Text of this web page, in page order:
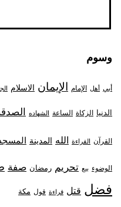
وسوم
أبي أهل الإمام الإيمان الاسلام
الدنيا الزكاة الساعة الشهاده
القرآن القراءة الله المدينة
الوضوء بيع تحريم رمضان صفة
فضل قتل قراءة قول مكة